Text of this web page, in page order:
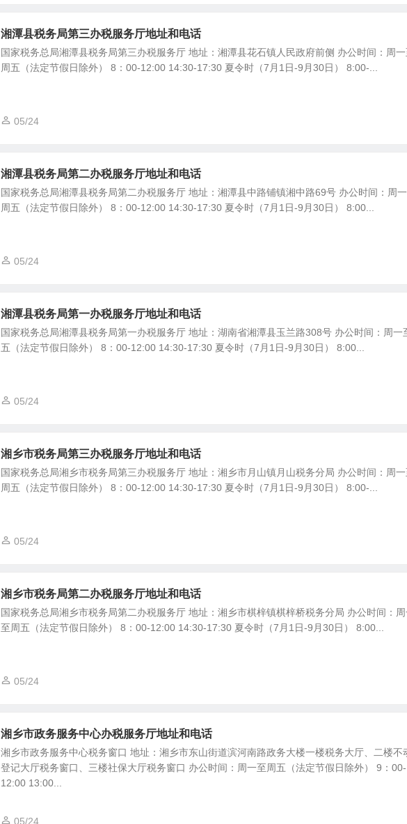
湘潭县税务局第三办税服务厅地址和电话
国家税务总局湘潭县税务局第三办税服务厅 地址：湘潭县花石镇人民政府前侧 办公时间：周
周五（法定节假日除外） 8：00-12:00 14:30-17:30 夏令时（7月1日-9月30日） 8:00-...
05/24
湘潭县税务局第二办税服务厅地址和电话
国家税务总局湘潭县税务局第二办税服务厅 地址：湘潭县中路铺镇湘中路69号 办公时间：周
周五（法定节假日除外） 8：00-12:00 14:30-17:30 夏令时（7月1日-9月30日） 8:00...
05/24
湘潭县税务局第一办税服务厅地址和电话
国家税务总局湘潭县税务局第一办税服务厅 地址：湖南省湘潭县玉兰路308号 办公时间：周一
五（法定节假日除外） 8：00-12:00 14:30-17:30 夏令时（7月1日-9月30日） 8:00...
05/24
湘乡市税务局第三办税服务厅地址和电话
国家税务总局湘乡市税务局第三办税服务厅 地址：湘乡市月山镇月山税务分局 办公时间：周
周五（法定节假日除外） 8：00-12:00 14:30-17:30 夏令时（7月1日-9月30日） 8:00-...
05/24
湘乡市税务局第二办税服务厅地址和电话
国家税务总局湘乡市税务局第二办税服务厅 地址：湘乡市棋梓镇棋梓桥税务分局 办公时间：
至周五（法定节假日除外） 8：00-12:00 14:30-17:30 夏令时（7月1日-9月30日） 8:00...
05/24
湘乡市政务服务中心办税服务厅地址和电话
湘乡市政务服务中心税务窗口 地址：湘乡市东山街道滨河南路政务大楼一楼税务大厅、二楼不
登记大厅税务窗口、三楼社保大厅税务窗口 办公时间：周一至周五（法定节假日除外） 9：00-
12:00 13:00...
05/24